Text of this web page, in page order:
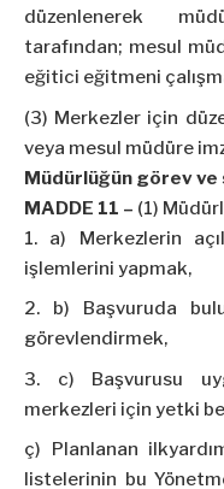
düzenlenerek
tarafından; mesul
eğitici eğitmeni
(3) Merkezler için
veya mesul müdüre
Müdürlüğün görev ve
MADDE 11 – (1)
a) Merkezlerin
işlemlerini yapmak,
b) Başvuruda
görevlendirmek,
c) Başvurusu
merkezleri için yetki
ç) Planlanan
listelerinin bu